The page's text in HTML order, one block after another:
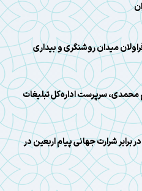
میدان روشنگری و بیداری
سرپرست اداره‌کل تبلیغات
شرارت جهانی پیام اربعین در